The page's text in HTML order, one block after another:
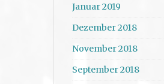
Januar 2019
Dezember 2018
November 2018
September 2018